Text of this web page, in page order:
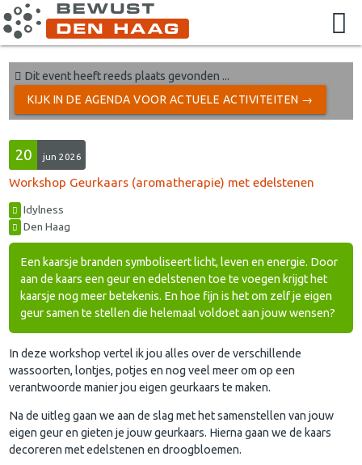
Dit event heeft reeds plaats gevonden ...
KIJK IN DE AGENDA VOOR ACTUELE ACTIVITEITEN →
20 jun 2026
Workshop Geurkaars (aromatherapie) met edelstenen
Idylness
Den Haag
Een kaarsje branden symboliseert licht, leven en energie. Door
aan de kaars een geur en edelstenen toe te voegen krijgt het
kaarsje nog meer betekenis. En hoe fijn is het om zelf je eigen
geur samen te stellen die helemaal voldoet aan jouw wensen?
In deze workshop vertel ik jou alles over de verschillende
wassoorten, lontjes, potjes en nog veel meer om op een
verantwoorde manier jou eigen geurkaars te maken.
Na de uitleg gaan we aan de slag met het samenstellen van jouw
eigen geur en gieten je jouw geurkaars. Hierna gaan we de kaars
decoreren met edelstenen en droogbloemen.